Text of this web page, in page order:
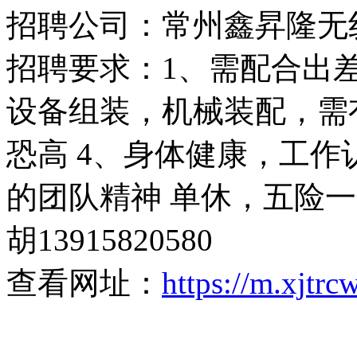
招聘公司：常州鑫昇隆
招聘要求：1、需配合出
设备组装，机械装配，
恐高 4、身体健康，工作
的团队精神 单休，五险
胡13915820580
查看网址： https://